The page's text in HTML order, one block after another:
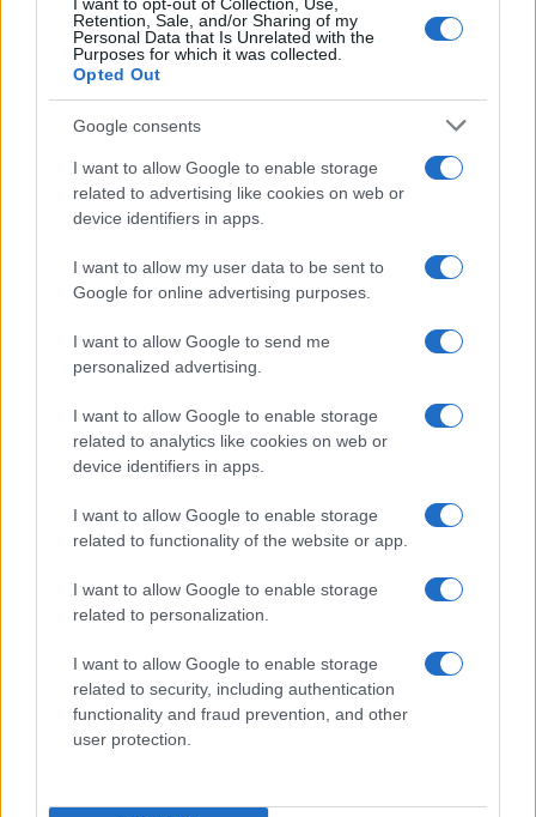
Retention, Sale, and/or Sharing of my
Personal Data that Is Unrelated with the
Purposes for which it was collected.
Opted Out
Google consents
I want to allow Google to enable storage
related to advertising like cookies on web or
device identifiers in apps.
I want to allow my user data to be sent to
Google for online advertising purposes.
I want to allow Google to send me
personalized advertising.
I want to allow Google to enable storage
related to analytics like cookies on web or
device identifiers in apps.
I want to allow Google to enable storage
related to functionality of the website or app.
I want to allow Google to enable storage
related to personalization.
I want to allow Google to enable storage
related to security, including authentication
functionality and fraud prevention, and other
user protection.
Palamara racconta i segreti della
magistratura
diQuarta Repubblica
5 Febbraio 2021, 19:18
Cosa non torna nell’inchiesta sulla
Lega